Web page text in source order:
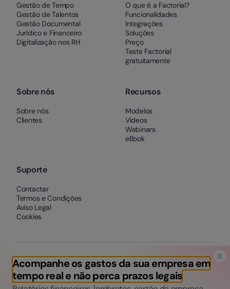
Acompanhe os gastos da sua empresa em
tempo real e não perca prazos legais
Gestão de Tempo
Gestão de Talentos
Gestão Documental
Jurídico e Financeiro
Digitalização nos RH
O que é a Factorial?
Funcionalidades
Integrações
Soluções
Preço
Teste Factorial
gratuitamente
Sobre nós
Sobre nós
Clientes
Recursos
Modelos
Vídeos
Webinars
eBook
Suporte
Contactar
Termos e Condições
Aviso Legal
Cookies